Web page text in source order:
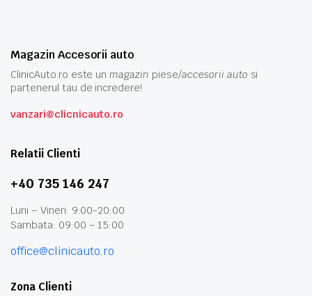
Magazin Accesorii auto
ClinicAuto.ro este unmagazin piese/accesorii auto si
partenerul tau de incredere!
vanzari@clicnicauto.ro
Relatii Clienti
+40 735 146 247
Luni – Vineri: 9:00-20:00
Sambata: 09:00 – 15:00
office@clinicauto.ro
Zona Clienti